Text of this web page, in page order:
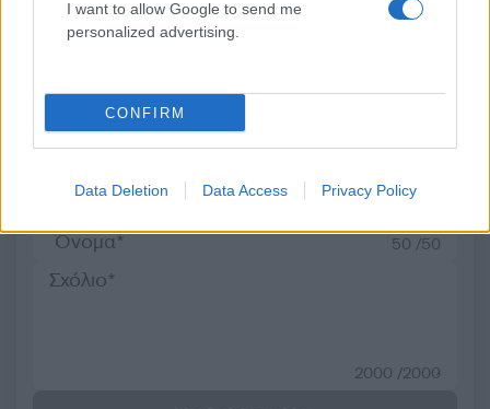
I want to allow Google to send me
personalized advertising.
CONFIRM
Data Deletion Data Access Privacy Policy
Σχολίασε εδώ
50 /50
2000 /2000